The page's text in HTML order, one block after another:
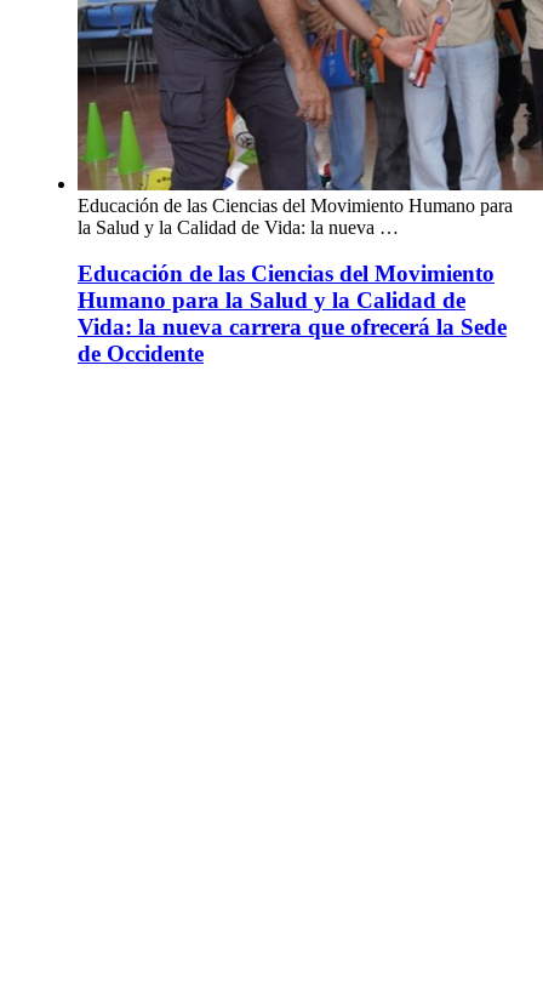
Educación de las Ciencias del Movimiento Humano para
la Salud y la Calidad de Vida: la nueva …
Educación de las Ciencias del Movimiento
Humano para la Salud y la Calidad de
Vida: la nueva carrera que ofrecerá la Sede
de Occidente